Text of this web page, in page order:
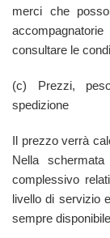
merci che
consultare le
(c) Prezzi,
spedizione
Il prezzo verrà
Nella
complessivo
livello di servizio
sempre